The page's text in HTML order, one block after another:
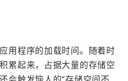
用程序的加载时间。随着时
累起来，占据大量的存储空